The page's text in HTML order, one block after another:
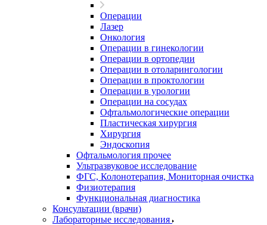
Операции
Лазер
Онкология
Операции в гинекологии
Операции в ортопедии
Операции в отоларингологии
Операции в проктологии
Операции в урологии
Операции на сосудах
Офтальмологические операции
Пластическая хирургия
Хирургия
Эндоскопия
Офтальмология прочее
Ультразвуковое исследование
ФГС, Колонотерапия, Мониторная очистка
Физиотерапия
Функциональная диагностика
Консультации (врачи)
Лабораторные исследования